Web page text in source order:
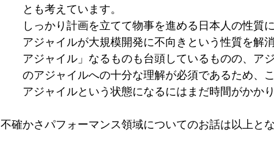
とも考えています。
しっかり計画を立てて物事を進める日本人の性質に
アジャイルが大規模開発に不向きという性質を解
アジャイル」なるものも台頭しているものの、ア
のアジャイルへの十分な理解が必須であるため、
アジャイルという状態になるにはまだ時間がかかり
不確かさパフォーマンス領域についてのお話は以上とな